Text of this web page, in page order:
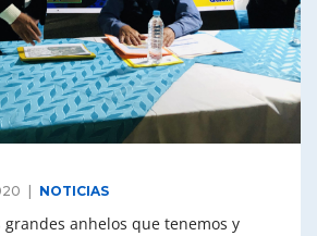
NOTICIAS
grandes anhelos que tenemos y